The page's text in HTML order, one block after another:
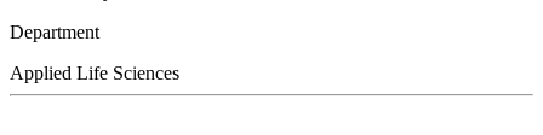
Department
Applied Life Sciences